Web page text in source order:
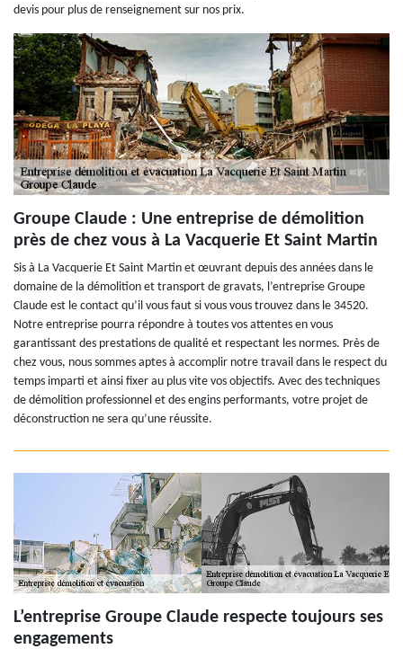
devis pour plus de renseignement sur nos prix.
Groupe Claude : Une entreprise de démolition
près de chez vous à La Vacquerie Et Saint Martin
Sis à La Vacquerie Et Saint Martin et œuvrant depuis des années dans le
domaine de la démolition et transport de gravats, l’entreprise Groupe
Claude est le contact qu’il vous faut si vous vous trouvez dans le 34520.
Notre entreprise pourra répondre à toutes vos attentes en vous
garantissant des prestations de qualité et respectant les normes. Près de
chez vous, nous sommes aptes à accomplir notre travail dans le respect du
temps imparti et ainsi fixer au plus vite vos objectifs. Avec des techniques
de démolition professionnel et des engins performants, votre projet de
déconstruction ne sera qu’une réussite.
L’entreprise Groupe Claude respecte toujours ses
engagements